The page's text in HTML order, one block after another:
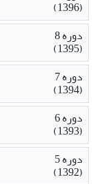
(1396)
دوره 8
(1395)
دوره 7
(1394)
دوره 6
(1393)
دوره 5
(1392)